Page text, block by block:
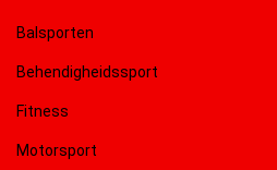
Balsporten
Behendigheidssport
Fitness
Motorsport